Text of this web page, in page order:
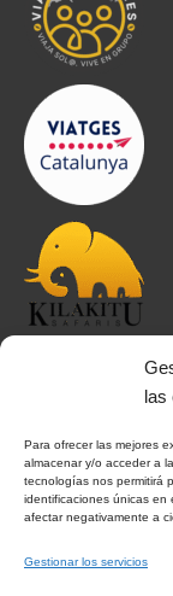
las
Para ofrecer las mejores
almacenar y/o acceder a
tecnologías nos permitirá
identificaciones únicas en
afectar negativamente a
Gestionar los servicios
INFORMACIÓN
Aviso Legal
Política de
Política de